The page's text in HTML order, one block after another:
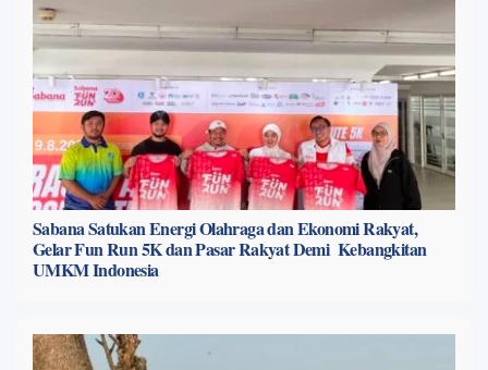
Sabana Satukan Energi Olahraga dan Ekonomi Rakyat,
Gelar Fun Run 5K dan Pasar Rakyat Demi Kebangkitan
UMKM Indonesia